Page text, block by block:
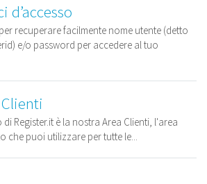
d’accesso
recuperare facilmente nome utente (detto
e/o password per accedere al tuo
Register.it è la nostra Area Clienti, l'area
che puoi utilizzare per tutte le...